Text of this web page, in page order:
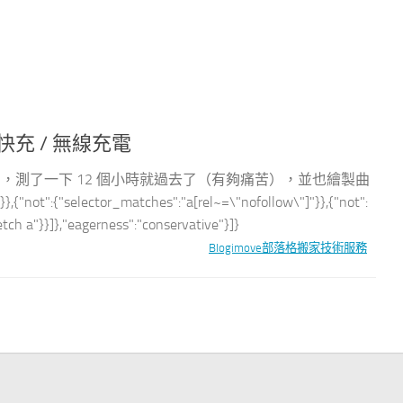
充 / 無線充電
測了一下 12 個小時就過去了（有夠痛苦），並也繪製曲
a"}}]},"eagerness":"conservative"}]}
Blogimove部落格搬家技術服務